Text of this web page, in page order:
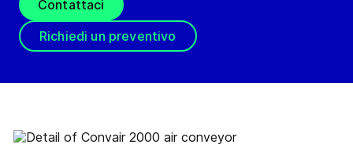
Contattaci
Richiedi un preventivo